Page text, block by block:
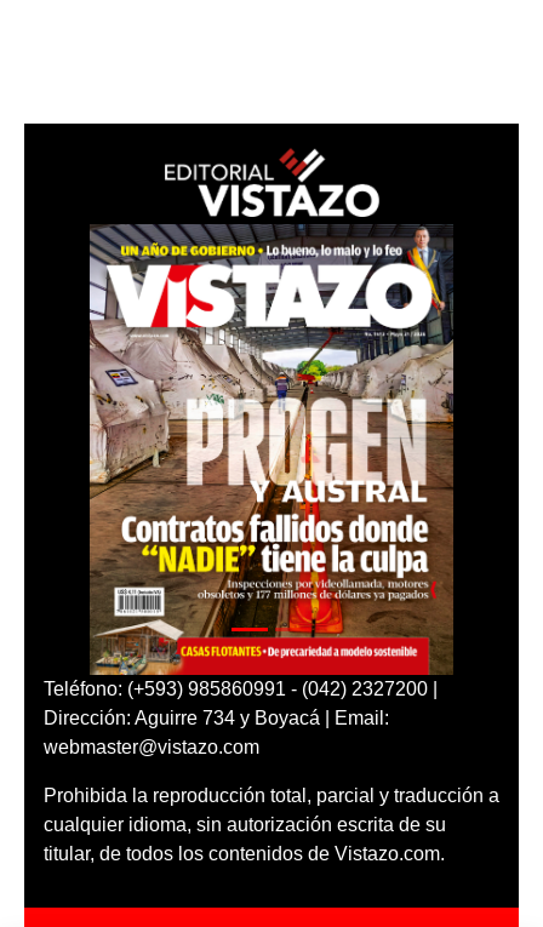
Teléfono: (+593) 985860991 - (042) 2327200 |
Dirección: Aguirre 734 y Boyacá | Email:
webmaster@vistazo.com
Prohibida la reproducción total, parcial y traducción a
cualquier idioma, sin autorización escrita de su
titular, de todos los contenidos de Vistazo.com.